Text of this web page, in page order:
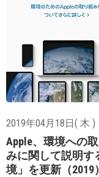
2019年04月18日( 木 )
Apple、環境への
みに関して説明す
境」を更新（2019）